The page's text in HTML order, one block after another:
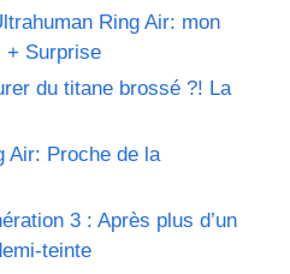
Ring Air: mon
+ Surprise
du titane brossé ?! La
Air: Proche de la
3 : Après plus d’un
teinte